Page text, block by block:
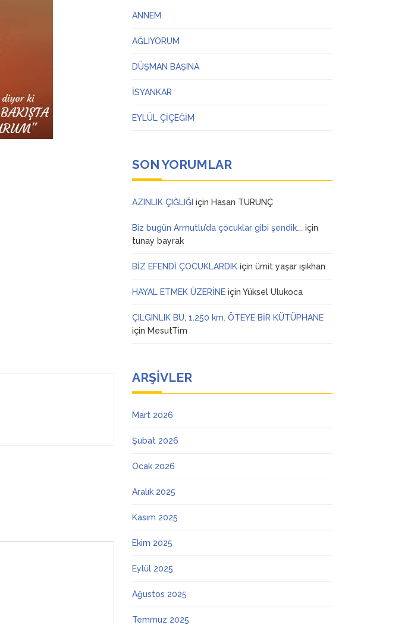
ANNEM
AĞLIYORUM
DÜŞMAN BAŞINA
İSYANKAR
EYLÜL ÇİÇEĞİM
SON YORUMLAR
AZINLIK ÇIĞLIĞI için Hasan TURUNÇ
Biz bugün Armutlu’da çocuklar gibi şendik…. için
tunay bayrak
BİZ EFENDİ ÇOCUKLARDIK içinümit yaşar ışıkhan
HAYAL ETMEK ÜZERİNE içinYüksel Ulukoca
ÇILGINLIK BU, 1.250 km. ÖTEYE BİR KÜTÜPHANE
için MesutTim
ARŞIVLER
Mart 2026
Şubat 2026
Ocak 2026
Aralık 2025
Kasım 2025
Ekim 2025
Eylül 2025
Ağustos 2025
Temmuz 2025